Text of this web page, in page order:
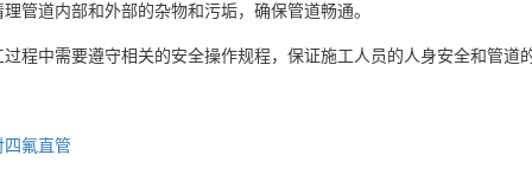
管道内部和外部的杂物和污垢，确保管道畅通。
程中需要遵守相关的安全操作规程，保证施工人员的人身安全和管道
四氟直管